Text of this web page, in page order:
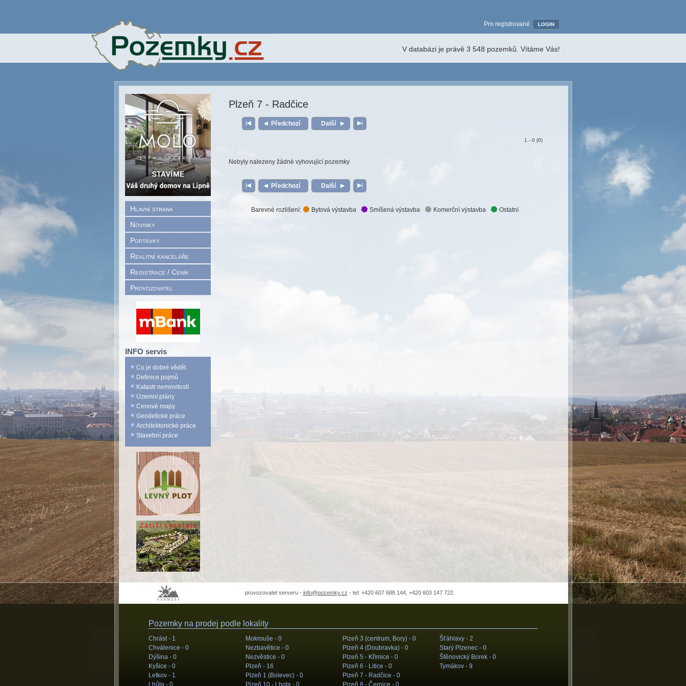
Hlavní strana
Novinky
Poptávky
Realitní kanceláře
Registrace / Ceník
Provozovatel
INFO servis
Co je dobré vědět
Definice pojmů
Katastr nemovitostí
Územní plány
Cenové mapy
Geodetické práce
Architektonické práce
Stavební práce
Pro registrované LOGIN
V databázi je právě 3 548 pozemků. Vítáme Vás!
Plzeň 7 - Radčice
Předchozí Další
1 - 0 (0)
Nebyly nalezeny žádné vyhovující pozemky
Předchozí Další
Barevné rozlišení: Bytová výstavba Smíšená výstavba Komerční výstavba Ostatní
provozovatel serveru - info@pozemky.cz - tel: +420 607 688 144, +420 603 147 722
Pozemky na prodej podle lokality
Chrást - 1
Chválenice - 0
Dýšina - 0
Kyšice - 0
Letkov - 1
Lhůta - 0
Mokrouše - 0
Nezbavětice - 0
Nezvěstice - 0
Plzeň - 16
Plzeň 1 (Bolevec) - 0
Plzeň 10 - Lhota - 0
Plzeň 3 (centrum, Bory) - 0
Plzeň 4 (Doubravka) - 0
Plzeň 5 - Křimice - 0
Plzeň 6 - Litice - 0
Plzeň 7 - Radčice - 0
Plzeň 8 - Černice - 0
Šťáhlavy - 2
Starý Plzenec - 0
Štěnovický Borek - 0
Tymákov - 9